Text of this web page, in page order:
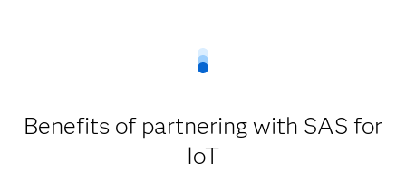
Benefits of partnering with SAS for
IoT